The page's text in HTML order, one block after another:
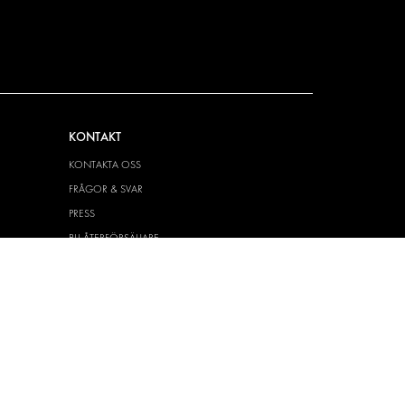
KONTAKT
KONTAKTA OSS
FRÅGOR & SVAR
PRESS
BLI ÅTERFÖRSÄLJARE